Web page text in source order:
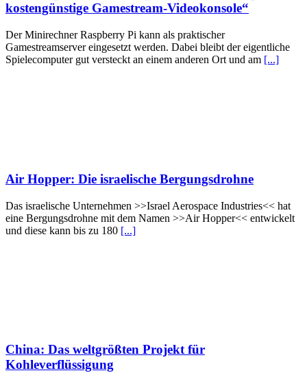
kostengünstige Gamestream-Videokonsole“
Der Minirechner Raspberry Pi kann als praktischer
Gamestreamserver eingesetzt werden. Dabei bleibt der eigentliche
Spielecomputer gut versteckt an einem anderen Ort und am [...]
Air Hopper: Die israelische Bergungsdrohne
Das israelische Unternehmen >>Israel Aerospace Industries<< hat
eine Bergungsdrohne mit dem Namen >>Air Hopper<< entwickelt
und diese kann bis zu 180 [...]
China: Das weltgrößten Projekt für
Kohleverflüssigung